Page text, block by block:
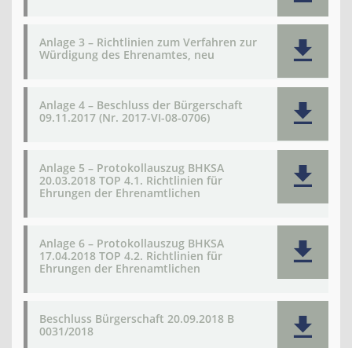
Anlage 3 – Richtlinien zum Verfahren zur
Würdigung des Ehrenamtes, neu
Anlage 4 – Beschluss der Bürgerschaft
09.11.2017 (Nr. 2017-VI-08-0706)
Anlage 5 – Protokollauszug BHKSA
20.03.2018 TOP 4.1. Richtlinien für
Ehrungen der Ehrenamtlichen
Anlage 6 – Protokollauszug BHKSA
17.04.2018 TOP 4.2. Richtlinien für
Ehrungen der Ehrenamtlichen
Beschluss Bürgerschaft 20.09.2018 B
0031/2018